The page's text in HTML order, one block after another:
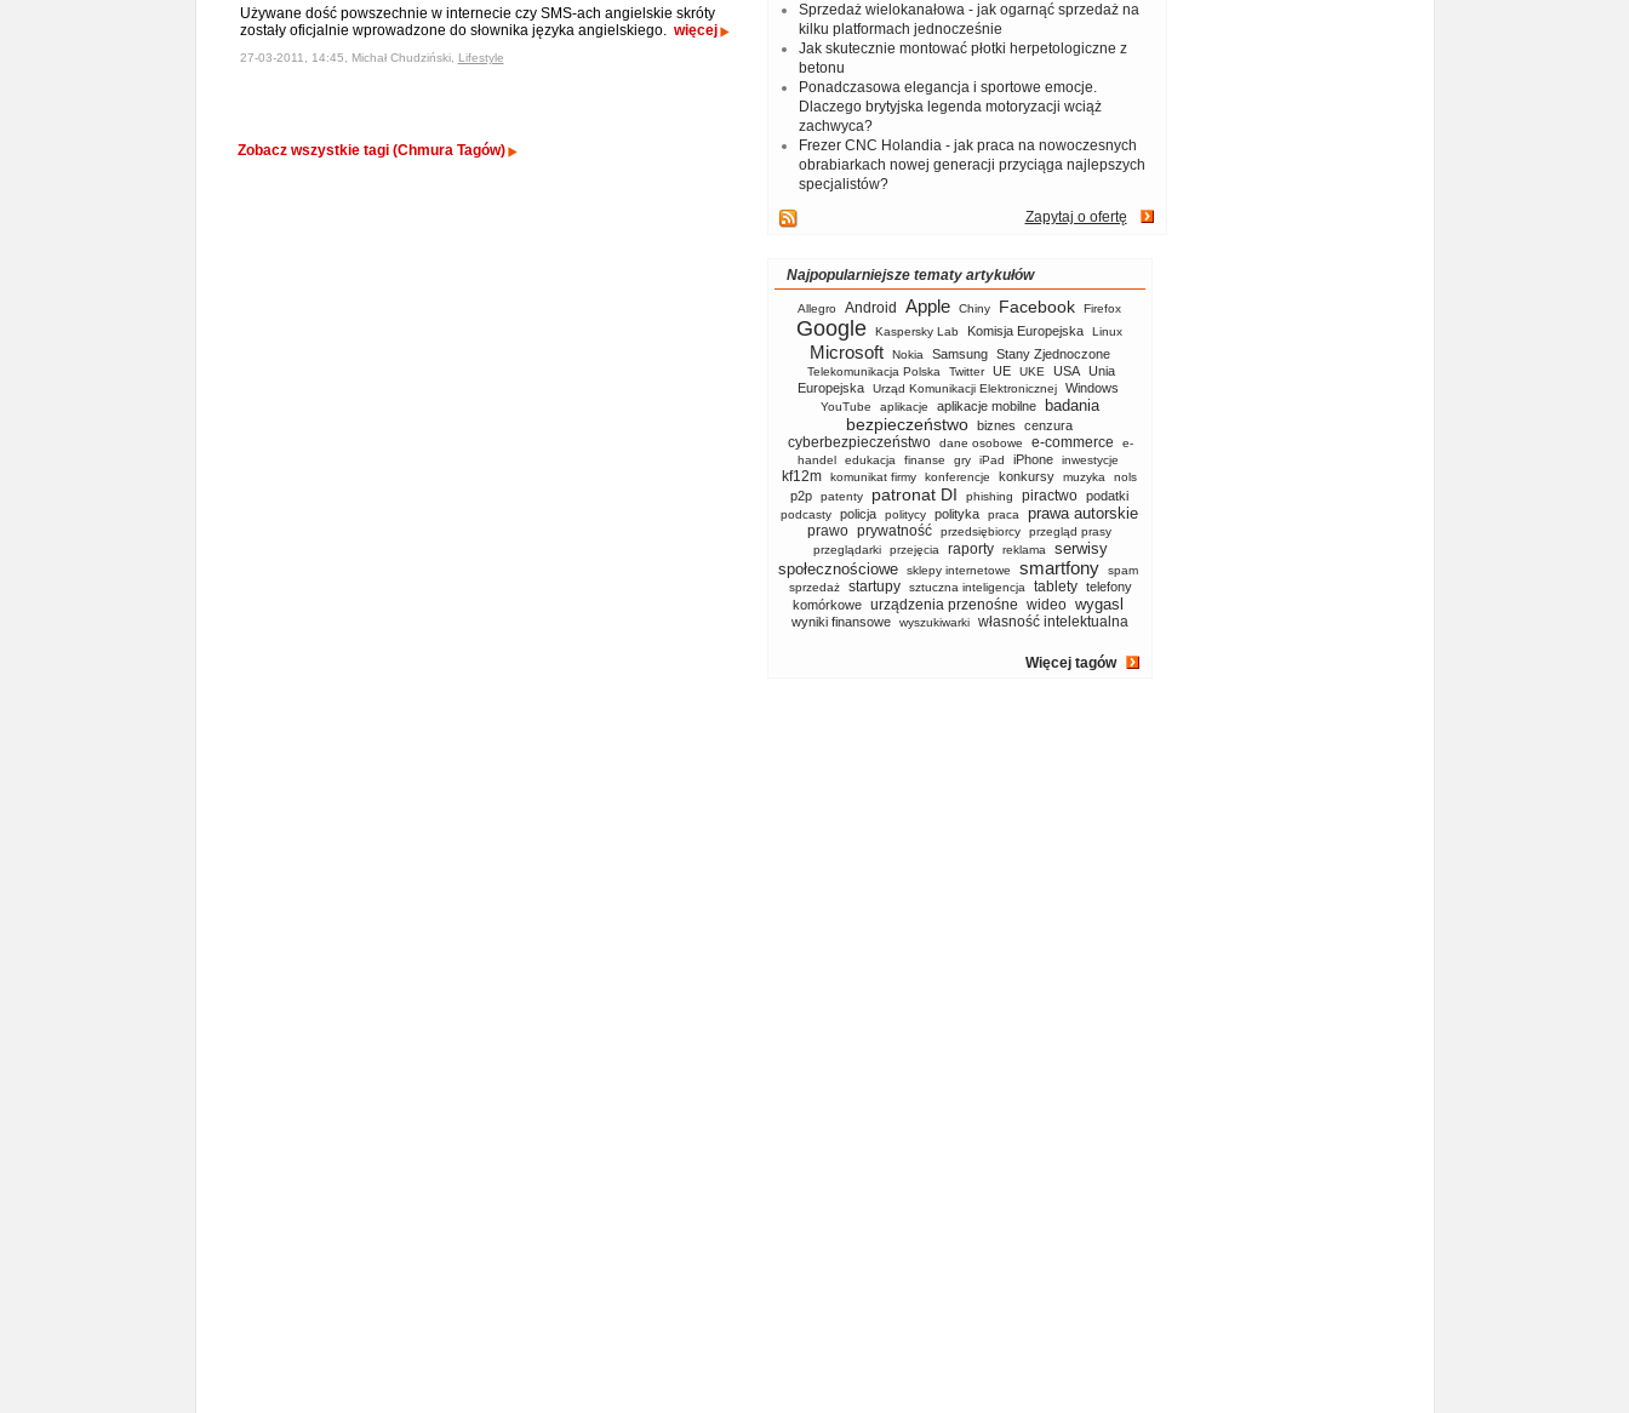
Używane dość powszechnie w internecie czy SMS-ach angielskie skróty
zostały oficjalnie wprowadzone do słownika języka angielskiego. więcej
27-03-2011, 14:45, Michał Chudziński, Lifestyle
Zobacz wszystkie tagi (Chmura Tagów)
Sprzedaż wielokanałowa - jak ogarnąć sprzedaż na
kilku platformach jednocześnie
Jak skutecznie montować płotki herpetologiczne z
betonu
Ponadczasowa elegancja i sportowe emocje.
Dlaczego brytyjska legenda motoryzacji wciąż
zachwyca?
Frezer CNC Holandia - jak praca na nowoczesnych
obrabiarkach nowej generacji przyciąga najlepszych
specjalistów?
Zapytaj o ofertę
Najpopularniejsze tematy artykułów
Allegro Android Apple Chiny Facebook Firefox
Google Kaspersky Lab Komisja Europejska Linux
Microsoft Nokia Samsung Stany Zjednoczone
Telekomunikacja Polska Twitter UE UKE USA
Unia
Europejska
Urząd Komunikacji Elektronicznej Windows
YouTube aplikacje aplikacje mobilne badania
bezpieczeństwo biznes cenzura
cyberbezpieczeństwo dane osobowe e-commerce
e-
handel
edukacja finanse gry iPad iPhone inwestycje
kf12m komunikat firmy konferencje konkursy muzyka nols
p2p patenty patronat DI phishing piractwo podatki
podcasty policja politycy polityka praca prawa autorskie
prawo prywatność przedsiębiorcy
przegląd prasy
przeglądarki
przejęcia raporty reklama
serwisy
społecznościowe
sklepy internetowe smartfony
spam
sprzedaż
startupy sztuczna inteligencja tablety telefony
komórkowe urządzenia przenośne wideo wygasl
wyniki finansowe wyszukiwarki własność intelektualna
Więcej tagów